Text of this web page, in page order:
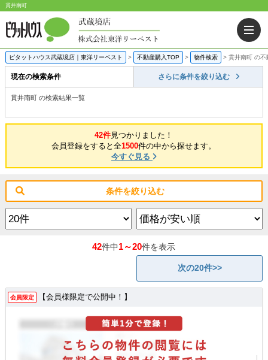
貫井南町
ピタットハウス武蔵境店｜東洋リーベスト > 不動産購入TOP > 物件検索 > 貫井南町 の不
現在の検索条件 さらに条件を絞り込む
貫井南町 の検索結果一覧
42件見つかりました！
会員登録をすると全1500件の中から探せます。
今すぐ見る
条件を絞り込む
42件中1～20件を表示
次の20件>>
会員限定 【会員様限定で公開中！】